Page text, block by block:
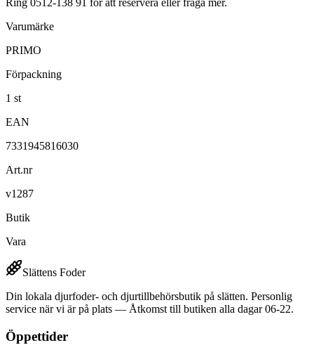
Varumärke
PRIMO
Förpackning
1 st
EAN
7331945816030
Art.nr
v1287
Butik
Vara
Slättens Foder
Din lokala djurfoder- och djurtillbehörsbutik på slätten. Personlig
service när vi är på plats — Åtkomst till butiken alla dagar 06-22.
Öppettider